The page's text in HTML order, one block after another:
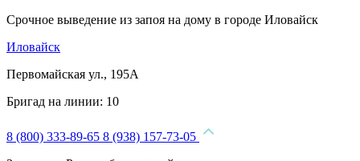
Срочное выведение из запоя на дому в городе Иловайск
Иловайск
Первомайская ул., 195А
Бригад на линии: 10
8 (800) 333-89-65 8 (938) 157-73-05